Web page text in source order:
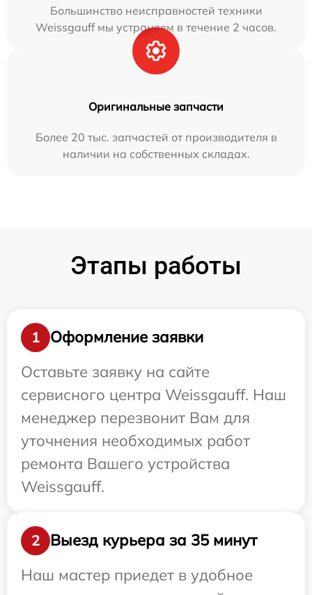
Большинство неисправностей техники
Weissgauff мы устраняем в течение 2 часов.
Оригинальные запчасти
Более 20 тыс. запчастей от производителя в
наличии на собственных складах.
Этапы работы
1
Оформление заявки
Оставьте заявку на сайте
сервисного центра Weissgauff. Наш
менеджер перезвонит Вам для
уточнения необходимых работ
ремонта Вашего устройства
Weissgauff.
2
Выезд курьера за 35 минут
Наш мастер приедет в удобное